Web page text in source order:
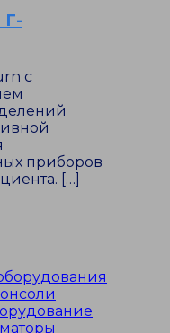
Г-
с
приборов
[…]